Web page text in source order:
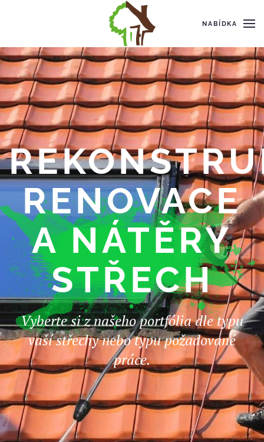
NABÍDKA
RENOVACE
A NÁTĚRY
STŘECH
Vyberte si z našeho portfólia dle typu
vaší střechy nebo typu požadované
práce.